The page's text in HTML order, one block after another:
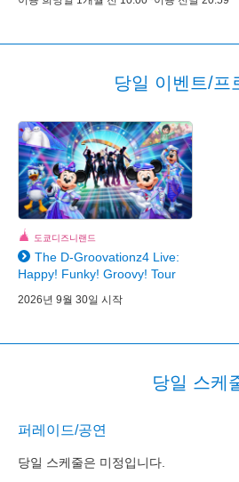
당일 이벤트/프
도쿄디즈니랜드
The D-Groovationz4 Live:
Happy! Funky! Groovy! Tour
2026년 9월 30일 시작
당일 스케
퍼레이드/공연
당일 스케줄은 미정입니다.